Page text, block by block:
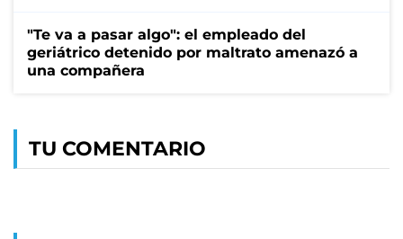
"Te va a pasar algo": el empleado del
geriátrico detenido por maltrato amenazó a
una compañera
TU COMENTARIO